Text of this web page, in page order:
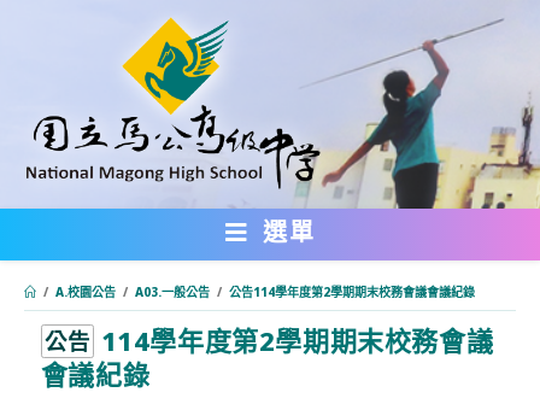
內
選單
/ A.校園公告 / A03.一般公告 / 公告114學年度第2學期期末校務會議會議紀錄
公告 114學年度第2學期期末校務會議
會議紀錄